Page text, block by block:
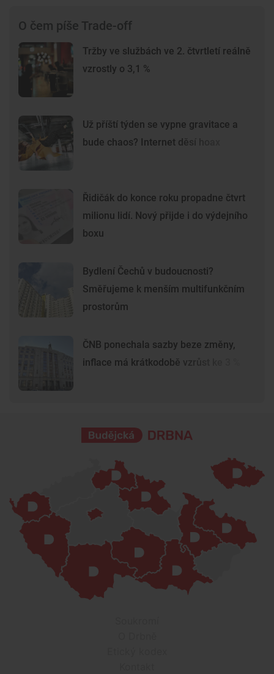
O čem píše Trade-off
Tržby ve službách ve 2. čtvrtletí reálně
vzrostly o 3,1 %
Už příští týden se vypne gravitace a
bude chaos? Internet děsí hoax
Řidičák do konce roku propadne čtvrt
milionu lidí. Nový přijde i do výdejního
boxu
Bydlení Čechů v budoucnosti?
Směřujeme k menším multifunkčním
prostorům
ČNB ponechala sazby beze změny,
inflace má krátkodobě vzrůst ke 3 %